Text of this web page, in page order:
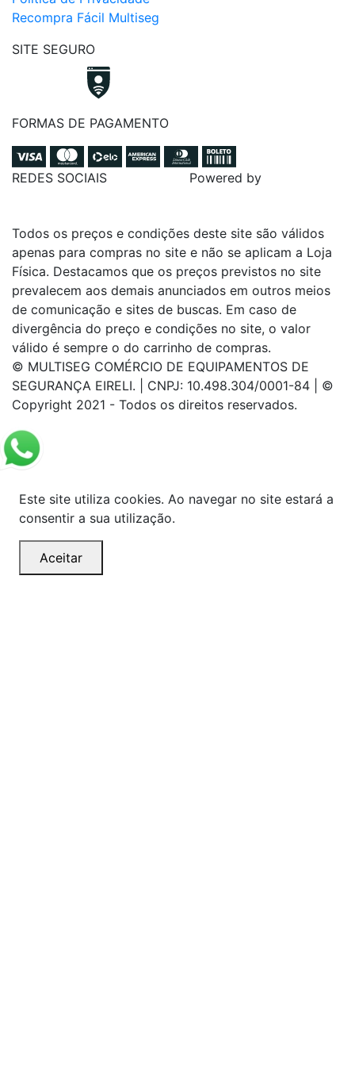
Recompra Fácil Multiseg
SITE SEGURO
FORMAS DE PAGAMENTO
REDES SOCIAIS Powered by
Todos os preços e condições deste site são válidos
apenas para compras no site e não se aplicam a Loja
Física. Destacamos que os preços previstos no site
prevalecem aos demais anunciados em outros meios
de comunicação e sites de buscas. Em caso de
divergência do preço e condições no site, o valor
válido é sempre o do carrinho de compras.
© MULTISEG COMÉRCIO DE EQUIPAMENTOS DE
SEGURANÇA EIRELI. | CNPJ: 10.498.304/0001-84 | ©
Copyright 2021 - Todos os direitos reservados.
Este site utiliza cookies. Ao navegar no site estará a
consentir a sua utilização.
Aceitar